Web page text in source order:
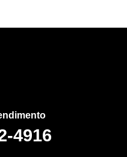
4916